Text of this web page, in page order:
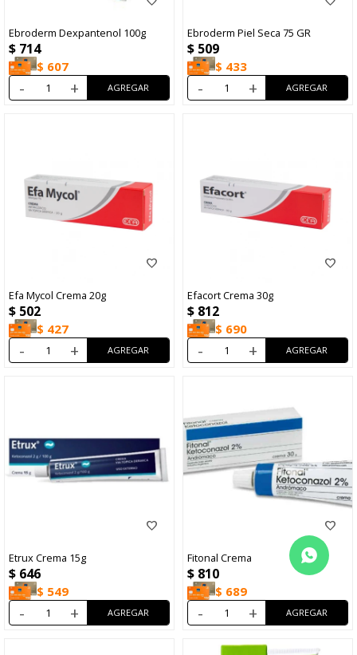
Ebroderm Dexpantenol 100g
$ 714
$ 607
- +
Ebroderm Piel Seca 75 GR
$ 509
$ 433
- +
Efa Mycol Crema 20g
$ 502
$ 427
- +
Efacort Crema 30g
$ 812
$ 690
- +
Etrux Crema 15g
$ 646
$ 549
- +
Fitonal Crema
$ 810
$ 689
- +